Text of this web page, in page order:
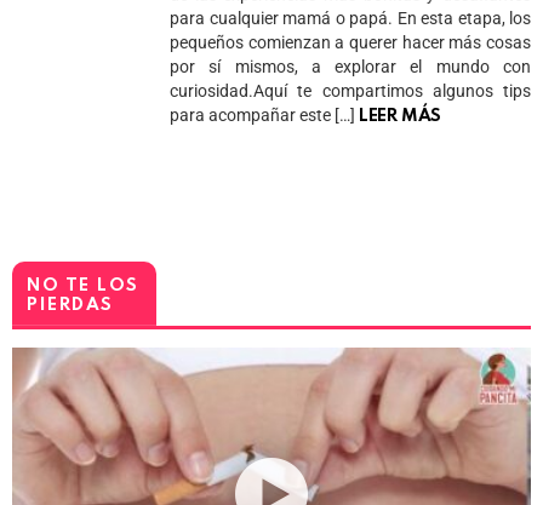
para cualquier mamá o papá. En esta etapa, los
pequeños comienzan a querer hacer más cosas
por sí mismos, a explorar el mundo con
curiosidad.Aquí te compartimos algunos tips
para acompañar este […] LEER MÁS
NO TE LOS
PIERDAS